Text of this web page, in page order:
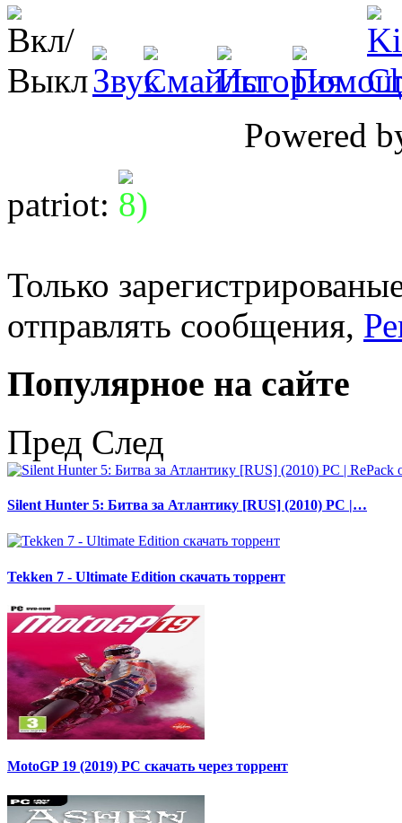
Powered
patriot:
Только
отправлять сообщения,
Популярное на сайте
Пред След
Silent Hunter 5: Битва за Атлантику [RUS] (2010) PC |…
Tekken 7 - Ultimate Edition скачать торрент
MotoGP 19 (2019) PC скачать через торрент